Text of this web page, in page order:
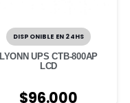
DISPONIBLE EN 24HS
LYONN UPS CTB-800AP
LCD
$96.000